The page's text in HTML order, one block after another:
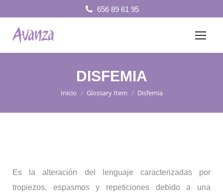
656 89 61 95
DISFEMIA
Estás aquí:
Inicio Glossary Item Disfemia
Es la alteración del lenguaje caracterizadas por
tropiezos, espasmos y repeticiones debido a una